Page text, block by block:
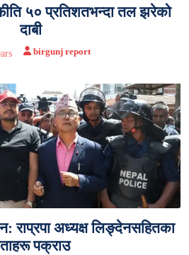
५० प्रतिशतभन्दा तल झरेको
दाबी
birgunj report
राप्रपा अध्यक्ष लिङ्देनसहितका
पक्राउ